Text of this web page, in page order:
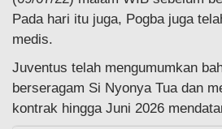
Pada hari itu juga, Pogba juga
medis.
Juventus telah mengumumkan
berseragam Si Nyonya Tua dan
kontrak hingga Juni 2026